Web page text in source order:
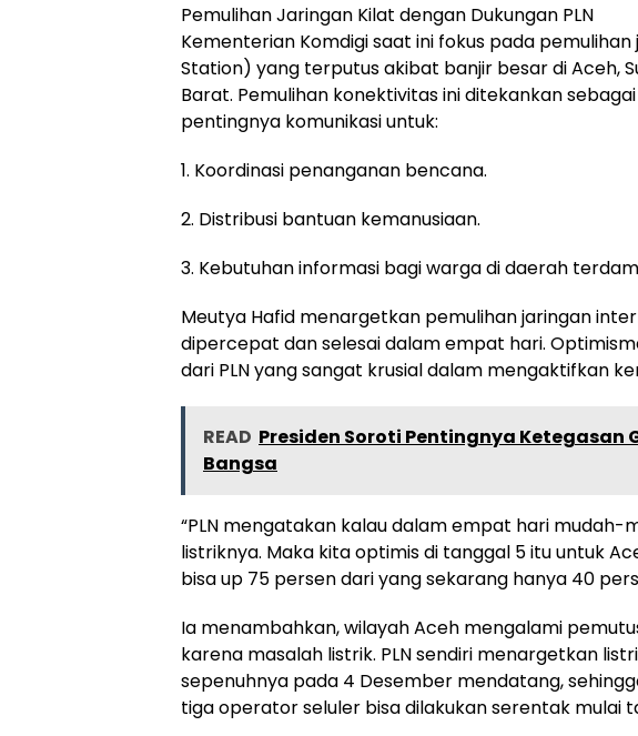
Pemulihan Jaringan Kilat dengan Dukungan PLN
Kementerian Komdigi saat ini fokus pada pemulihan
Station) yang terputus akibat banjir besar di Aceh,
Barat. Pemulihan konektivitas ini ditekankan
pentingnya komunikasi untuk:
1. Koordinasi penanganan bencana.
2. Distribusi bantuan kemanusiaan.
3. Kebutuhan informasi bagi warga di daerah
Meutya Hafid menargetkan pemulihan jaringan
dipercepat dan selesai dalam empat hari.
dari PLN yang sangat krusial dalam mengaktifkan
READ Presiden Soroti Pentingnya Ketegasan
Bangsa
“PLN mengatakan kalau dalam empat hari mudah-
listriknya. Maka kita optimis di tanggal 5 itu untuk
bisa up 75 persen dari yang sekarang hanya 40
Ia menambahkan, wilayah Aceh mengalami
karena masalah listrik. PLN sendiri menargetkan
sepenuhnya pada 4 Desember mendatang,
tiga operator seluler bisa dilakukan serentak mulai